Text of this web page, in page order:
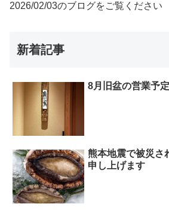
2026/02/03のブログをご覧ください
新着記事
8月旧盆の営業予
熊本地震で被災さ
申し上げます